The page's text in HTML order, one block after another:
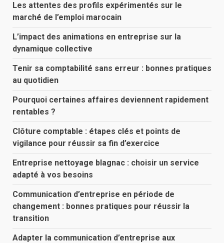
Les attentes des profils expérimentés sur le
marché de l’emploi marocain
L’impact des animations en entreprise sur la
dynamique collective
Tenir sa comptabilité sans erreur : bonnes pratiques
au quotidien
Pourquoi certaines affaires deviennent rapidement
rentables ?
Clôture comptable : étapes clés et points de
vigilance pour réussir sa fin d’exercice
Entreprise nettoyage blagnac : choisir un service
adapté à vos besoins
Communication d’entreprise en période de
changement : bonnes pratiques pour réussir la
transition
Adapter la communication d’entreprise aux